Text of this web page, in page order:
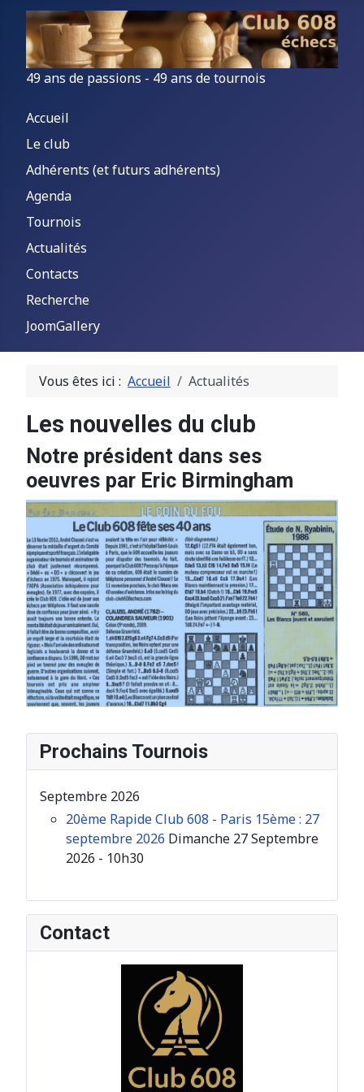
49 ans de passions - 49 ans de tournois
Accueil
Le club
Adhérents (et futurs adhérents)
Agenda
Tournois
Actualités
Contacts
Recherche
JoomGallery
Prochains Tournois
Septembre 2026
20ème Rapide Club 608 - Paris 15ème : 27
septembre 2026 Dimanche 27 Septembre
2026 - 10h30
Contact
Vous êtes ici : Accueil Actualités
Les nouvelles du club
Notre président dans ses
oeuvres par Eric Birmingham